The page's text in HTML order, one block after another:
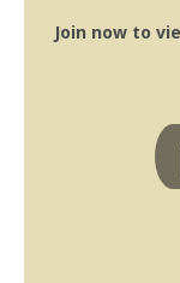
Join now to